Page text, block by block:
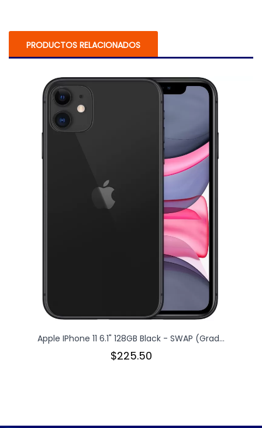
PRODUCTOS RELACIONADOS
Apple IPhone 11 6.1" 128GB Black - SWAP (Grad...
$225.50